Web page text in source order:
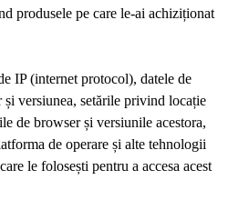
produsele pe care le-ai achiziționat
IP (internet protocol), datele de
versiunea, setările privind locație
de browser și versiunile acestora,
de operare și alte tehnologii
le folosești pentru a accesa acest